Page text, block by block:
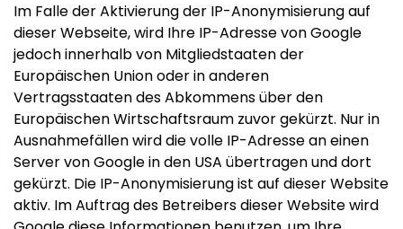
Im Falle der Aktivierung der IP-Anonymisierung auf
dieser Webseite, wird Ihre IP-Adresse von Google
jedoch innerhalb von Mitgliedstaaten der
Europäischen Union oder in anderen
Vertragsstaaten des Abkommens über den
Europäischen Wirtschaftsraum zuvor gekürzt. Nur in
Ausnahmefällen wird die volle IP-Adresse an einen
Server von Google in den USA übertragen und dort
gekürzt. Die IP-Anonymisierung ist auf dieser Website
aktiv. Im Auftrag des Betreibers dieser Website wird